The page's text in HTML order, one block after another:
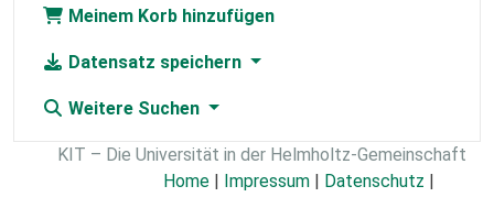
Meinem Korb hinzufügen
Datensatz speichern
Weitere Suchen
KIT – Die Universität in der Helmholtz-Gemeinschaft
Home | Impressum | Datenschutz |